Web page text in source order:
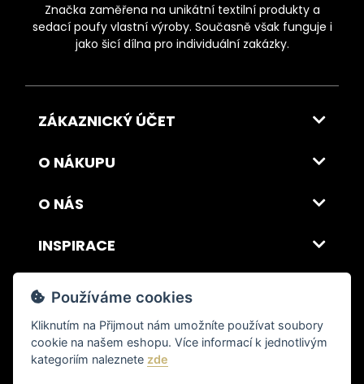
Značka zaměřena na unikátní textilní produkty a
sedací poufy vlastní výroby. Současně však funguje i
jako šicí dílna pro individuální zakázky.
ZÁKAZNICKÝ ÚČET
O NÁKUPU
O NÁS
INSPIRACE
DOPRAVA A PLATBA
© 2026 ITALSKY INTERIER s.r.o. Vytvořilo INIZIO Internet Media s.r.o.|
nastavení cookies
Používáme cookies
Kliknutím na Přijmout nám umožníte používat soubory
cookie na našem eshopu. Více informací k jednotlivým
kategoriím naleznete zde